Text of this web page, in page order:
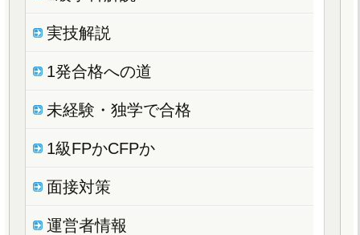
実技解説
1発合格への道
未経験・独学で合格
1級FPかCFPか
面接対策
運営者情報